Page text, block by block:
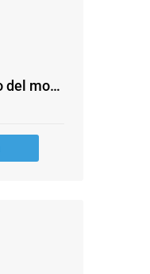
Radio Sol - La radio del momento